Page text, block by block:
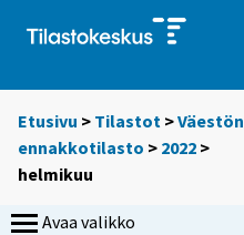
Etusivu > Tilastot >Väestön
ennakkotilasto > 2022 >
helmikuu
Avaa valikko